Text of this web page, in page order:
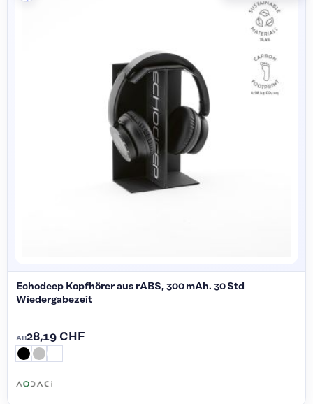
Echodeep Kopfhörer aus rABS, 300 mAh. 30 Std
Wiedergabezeit
AB28,19 CHF